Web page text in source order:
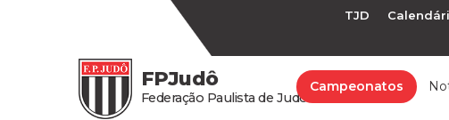
TJD
FPJudô
Federação Paulista de Judô
Campeonatos